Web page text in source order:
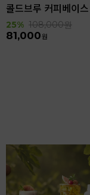
25% 108,000원
81,000원